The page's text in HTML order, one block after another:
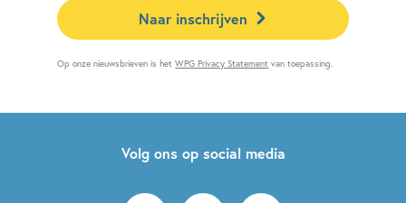
Naar inschrijven
Op onze nieuwsbrieven is hetWPG Privacy Statement van toepassing.
Volg ons op social media